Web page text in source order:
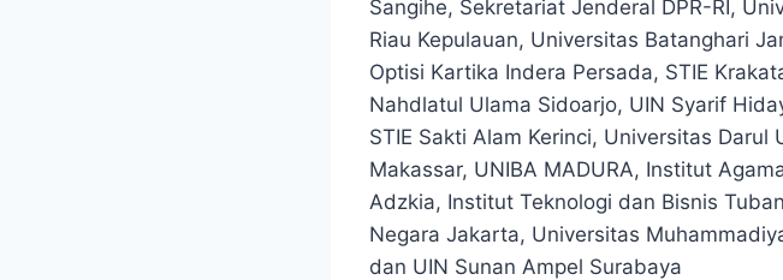
Sangihe, Sekretariat Jenderal DPR-RI,
Riau Kepulauan, Universitas Batanghari
Optisi Kartika Indera Persada, STIE
Nahdlatul Ulama Sidoarjo, UIN Syarif
STIE Sakti Alam Kerinci, Universitas Darul
Makassar, UNIBA MADURA, Institut
Adzkia, Institut Teknologi dan Bisnis
Negara Jakarta, Universitas
dan UIN Sunan Ampel Surabaya